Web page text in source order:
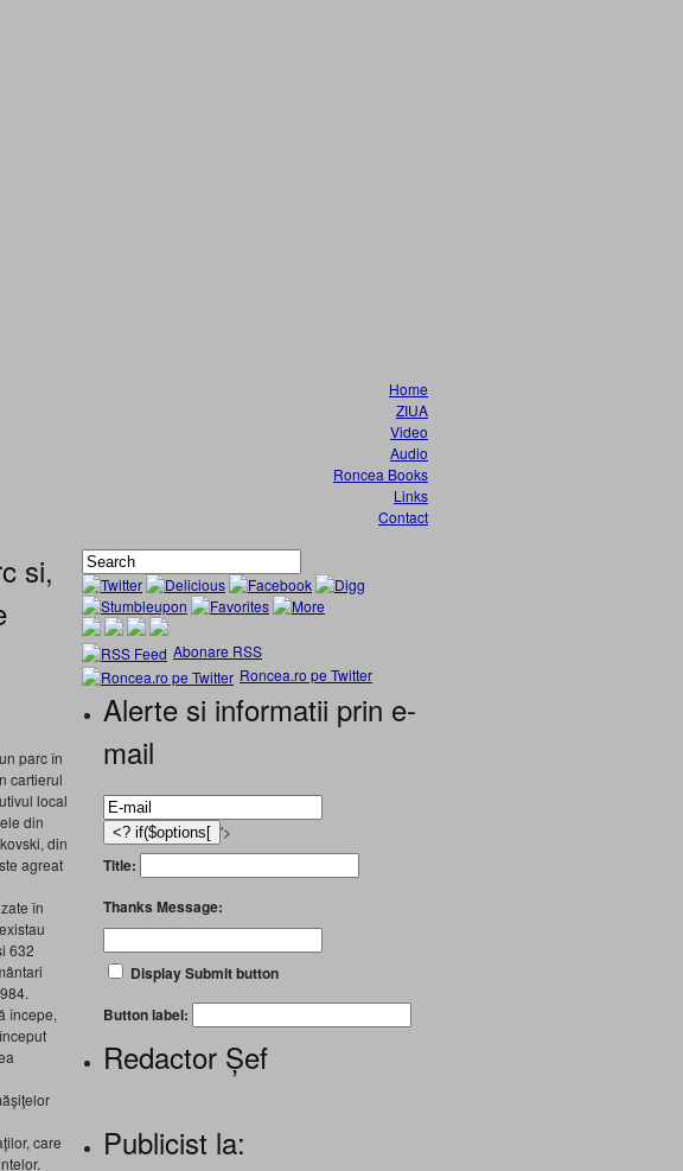
Home
ZIUA
Video
Audio
Roncea Books
Links
Contact
si,
parc în
cartierul
local
din
din
agreat
în
632
începe,
care
Abonare RSS
Roncea.ro pe Twitter
Alerte si informatii prin e-
mail
'>
Title:
Thanks Message:
Display Submit button
Button label:
Redactor Șef
Publicist la: